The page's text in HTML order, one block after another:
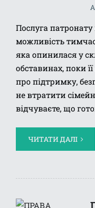
Послуга
можливість
яка опинилася у
обставинах, поки
про підтримку,
не втратити
відчуваєте, що
ЧИТАТИ ДАЛІ